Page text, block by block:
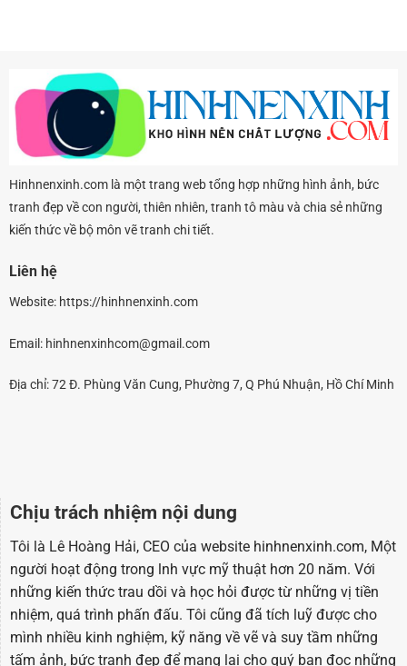
Hinhnenxinh.com là một trang web tổng hợp những hình ảnh, bức
tranh đẹp về con người, thiên nhiên, tranh tô màu và chia sẻ những
kiến thức về bộ môn vẽ tranh chi tiết.
Liên hệ
Website: https://hinhnenxinh.com
Email: hinhnenxinhcom@gmail.com
Địa chỉ: 72 Đ. Phùng Văn Cung, Phường 7, Q Phú Nhuận, Hồ Chí Minh
Chịu trách nhiệm nội dung
Tôi là Lê Hoàng Hải, CEO của website hinhnenxinh.com, Một
người hoạt động trong lnh vực mỹ thuật hơn 20 năm. Với
những kiến thức trau dồi và học hỏi được từ những vị tiền
nhiệm, quá trình phấn đấu. Tôi cũng đã tích luỹ được cho
mình nhiều kinh nghiệm, kỹ năng về vẽ và suy tầm những
tấm ảnh, bức tranh đẹp để mang lại cho quý bạn đọc những